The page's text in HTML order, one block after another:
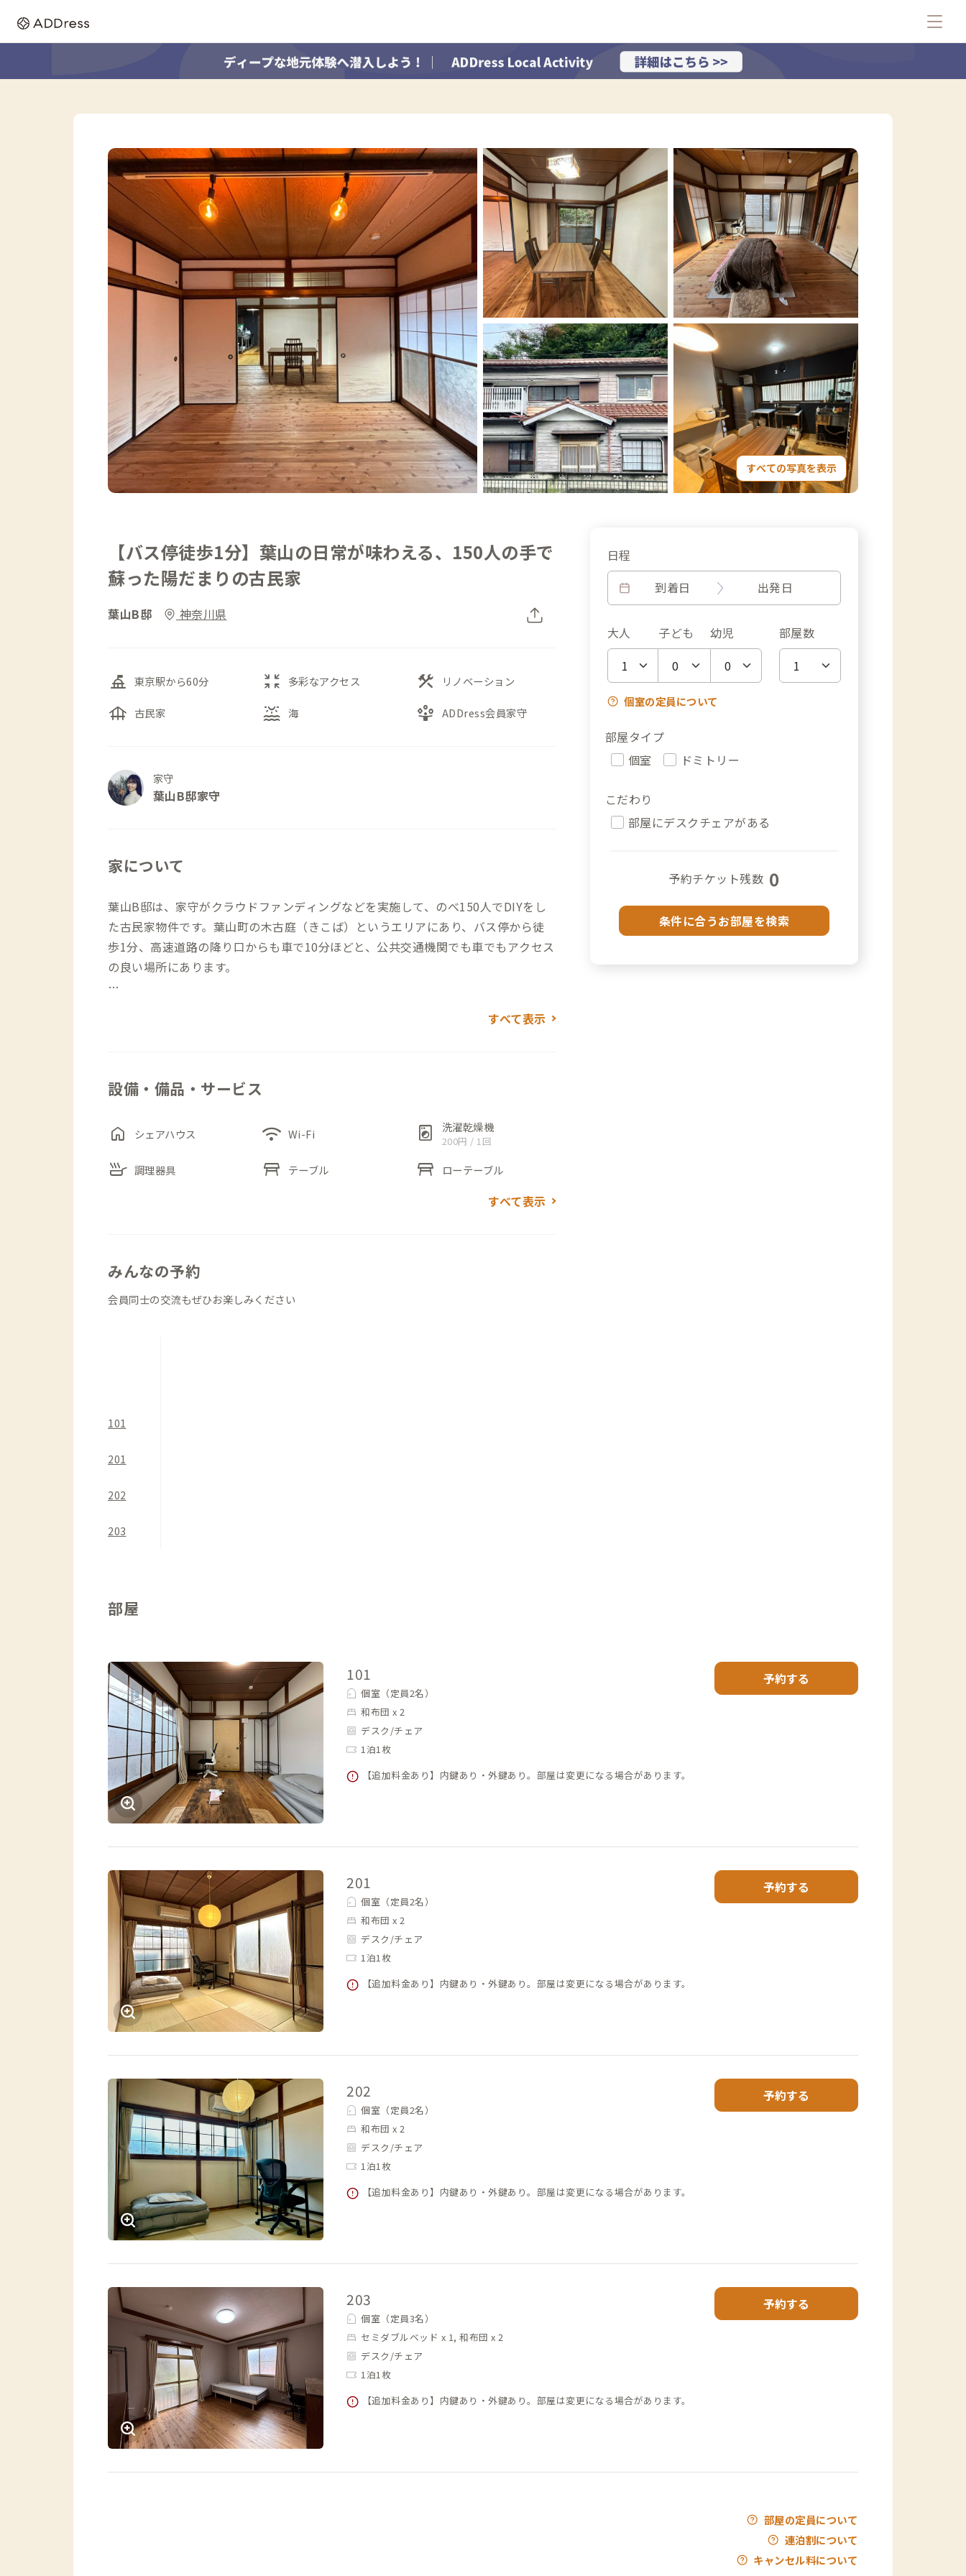
すべての写真を表示
【バス停徒歩1分】葉山の日常が味わえる、150人の手で
蘇った陽だまりの古民家
葉山B邸 神奈川県
things_to_do 東京駅から60分 zoom_in_map 多彩なアクセス construction リノベーション
foundation 古民家 water_lux 海 person_play ADDress会員家守
家守
葉山B邸家守
家について
葉山B邸は、家守がクラウドファンディングなどを実施して、のべ150人でDIYをし
た古民家物件です。葉山町の木古庭（きこば）というエリアにあり、バス停から徒
歩1分、高速道路の降り口からも車で10分ほどと、公共交通機関でも車でもアクセス
の良い場所にあります。
光が差し込みます。広いキッチンや乾燥機付きドラム式洗濯機が完備されており、
周辺は静かな環境ですが、歩いていける範囲にお店が点在しています。予約必須の
仕事の合間や休日の散策も楽しめます。海沿いとはまた違った、葉山の穏やかな日
すべて表示
設備・備品・サービス
home シェアハウス wifi Wi-Fi local_laundry_service 洗濯乾燥機
200円 / 1回
skillet 調理器具 table_restaurant テーブル table_restaurant ローテーブル
すべて表示
日程
到着日
出発日
大人 子ども 幼児 部屋数
個室の定員について
部屋タイプ
個室
ドミトリー
こだわり
部屋にデスクチェアがある
予約チケット残数 0
条件に合うお部屋を検索
みんなの予約
会員同士の交流もぜひお楽しみください
101
201
202
203
部屋
101
個室（定員2名）
和布団 x 2
デスク/チェア
1泊1枚
【追加料金あり】内鍵あり・外鍵あり。部屋は変更になる場合があります。
予約する
201
個室（定員2名）
和布団 x 2
デスク/チェア
1泊1枚
【追加料金あり】内鍵あり・外鍵あり。部屋は変更になる場合があります。
予約する
202
個室（定員2名）
和布団 x 2
デスク/チェア
1泊1枚
【追加料金あり】内鍵あり・外鍵あり。部屋は変更になる場合があります。
予約する
203
個室（定員3名）
セミダブルベッド x 1, 和布団 x 2
デスク/チェア
1泊1枚
【追加料金あり】内鍵あり・外鍵あり。部屋は変更になる場合があります。
予約する
部屋の定員について
連泊割について
キャンセル料について